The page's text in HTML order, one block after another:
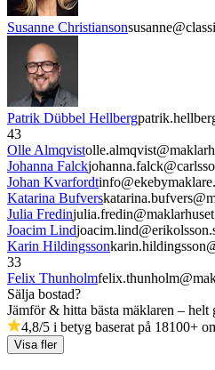
Susanne Christianson
Patrik Dübbel Hellberg
43
Olle Almqvist
Johanna Falck
Johan Kvarfordt
Katarina Bufvers
Julia Fredin
Joacim Lind
Karin Hildingsson
33
Felix Thunholm
Sälja bostad?
Jämför & hitta bästa mäklaren – helt
4,8/5 i betyg baserat på 18100+
Visa fler